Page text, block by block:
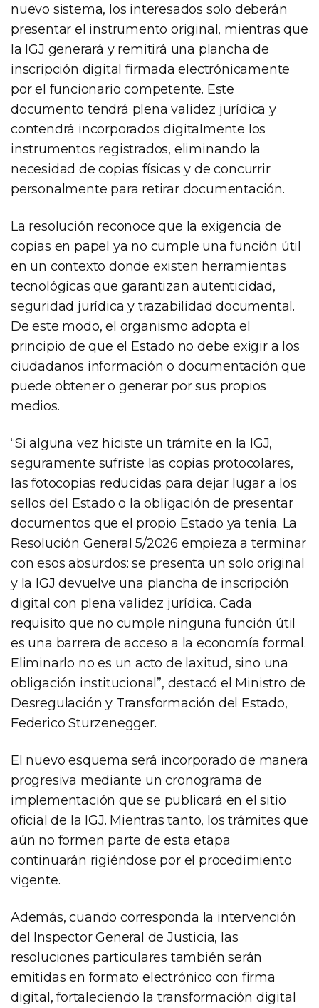
nuevo sistema, los interesados solo deberán
presentar el instrumento original, mientras que
la IGJ generará y remitirá una plancha de
inscripción digital firmada electrónicamente
por el funcionario competente. Este
documento tendrá plena validez jurídica y
contendrá incorporados digitalmente los
instrumentos registrados, eliminando la
necesidad de copias físicas y de concurrir
personalmente para retirar documentación.
La resolución reconoce que la exigencia de
copias en papel ya no cumple una función útil
en un contexto donde existen herramientas
tecnológicas que garantizan autenticidad,
seguridad jurídica y trazabilidad documental.
De este modo, el organismo adopta el
principio de que el Estado no debe exigir a los
ciudadanos información o documentación que
puede obtener o generar por sus propios
medios.
“Si alguna vez hiciste un trámite en la IGJ,
seguramente sufriste las copias protocolares,
las fotocopias reducidas para dejar lugar a los
sellos del Estado o la obligación de presentar
documentos que el propio Estado ya tenía. La
Resolución General 5/2026 empieza a terminar
con esos absurdos: se presenta un solo original
y la IGJ devuelve una plancha de inscripción
digital con plena validez jurídica. Cada
requisito que no cumple ninguna función útil
es una barrera de acceso a la economía formal.
Eliminarlo no es un acto de laxitud, sino una
obligación institucional”, destacó el Ministro de
Desregulación y Transformación del Estado,
Federico Sturzenegger.
El nuevo esquema será incorporado de manera
progresiva mediante un cronograma de
implementación que se publicará en el sitio
oficial de la IGJ. Mientras tanto, los trámites que
aún no formen parte de esta etapa
continuarán rigiéndose por el procedimiento
vigente.
Además, cuando corresponda la intervención
del Inspector General de Justicia, las
resoluciones particulares también serán
emitidas en formato electrónico con firma
digital, fortaleciendo la transformación digital